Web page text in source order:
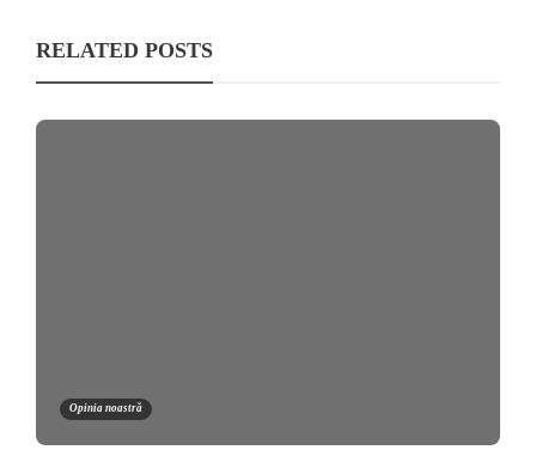
RELATED POSTS
Opinia noastră